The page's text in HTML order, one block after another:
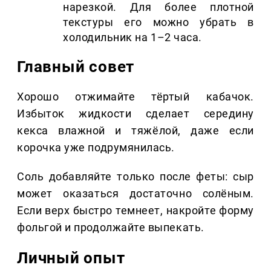
нарезкой. Для более плотной
текстуры его можно убрать в
холодильник на 1–2 часа.
Главный совет
Хорошо отжимайте тёртый кабачок.
Избыток жидкости сделает середину
кекса влажной и тяжёлой, даже если
корочка уже подрумянилась.
Соль добавляйте только после феты: сыр
может оказаться достаточно солёным.
Если верх быстро темнеет, накройте форму
фольгой и продолжайте выпекать.
Личный опыт